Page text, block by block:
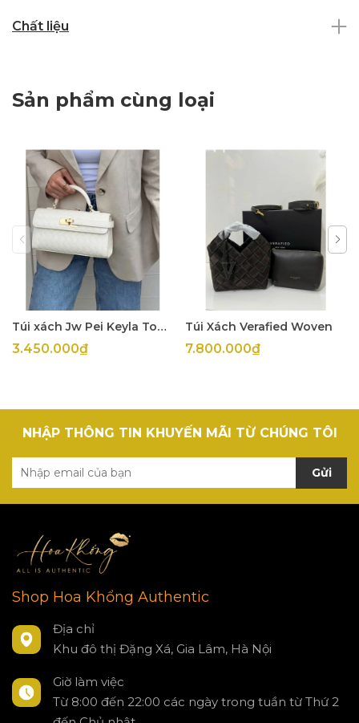
Chất liệu
Sản phẩm cùng loại
Túi xách Jw Pei Keyla Top Handle
3.450.000₫
Túi Xách Verafied Woven
7.800.000₫
NHẬP THÔNG TIN KHUYẾN MÃI TỪ CHÚNG TÔI
Gửi
Shop Hoa Khổng Authentic
Địa chỉ
Khu đô thị Đặng Xá, Gia Lâm, Hà Nội
Giờ làm việc
Từ 8:00 đến 22:00 các ngày trong tuần từ Thứ 2